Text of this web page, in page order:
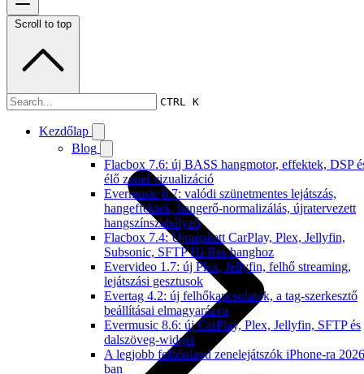
CTRL K
Kezdőlap
Blog
Flacbox 7.6: új BASS hangmotor, effektek, DSP
élő zenei vizualizáció
Evermusic 8.7: valódi szünetmentes lejátszás,
hangeffektek, hangerő-normalizálás, újratervezett
hangszínszabályzó
Flacbox 7.4: Újraépített CarPlay, Plex, Jellyfin,
Subsonic, SFTP Hi-Res hanghoz
Evervideo 1.7: új Plex, Jellyfin, felhő streaming,
lejátszási gesztusok
Evertag 4.2: új felhőkapcsolatok, a tag-szerkesztő
beállításai elmagyarázva
Evermusic 8.6: új CarPlay, Plex, Jellyfin, SFTP és
dalszöveg-widget
A legjobb felhőalapú zenelejátszók iPhone-ra
ban
Scroll to top
Dokumentáció